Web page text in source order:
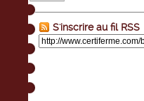
S'inscrire au fil RSS